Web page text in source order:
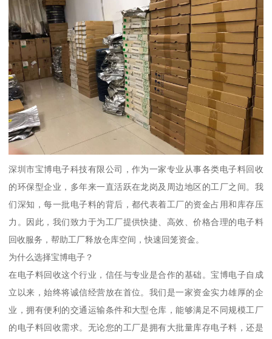
深圳市宝博电子科技有限公司，作为一家专业从事各类电子料回收
的环保型企业，多年来一直活跃在龙岗及周边地区的工厂之间。我
们深知，每一批电子料的背后，都代表着工厂的资金占用和库存压
力。因此，我们致力于为工厂提供快捷、高效、价格合理的电子料
回收服务，帮助工厂释放仓库空间，快速回笼资金。
为什么选择宝博电子？
在电子料回收这个行业，信任与专业是合作的基础。宝博电子自成
立以来，始终将诚信经营放在首位。我们是一家资金实力雄厚的企
业，拥有便利的交通运输条件和大型仓库，能够满足不同规模工厂
的电子料回收需求。无论您的工厂是拥有大批量库存电子料，还是